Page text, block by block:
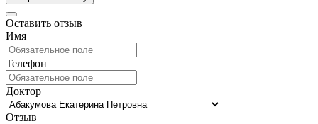
Оставить отзыв
Имя
Телефон
Доктор
Отзыв